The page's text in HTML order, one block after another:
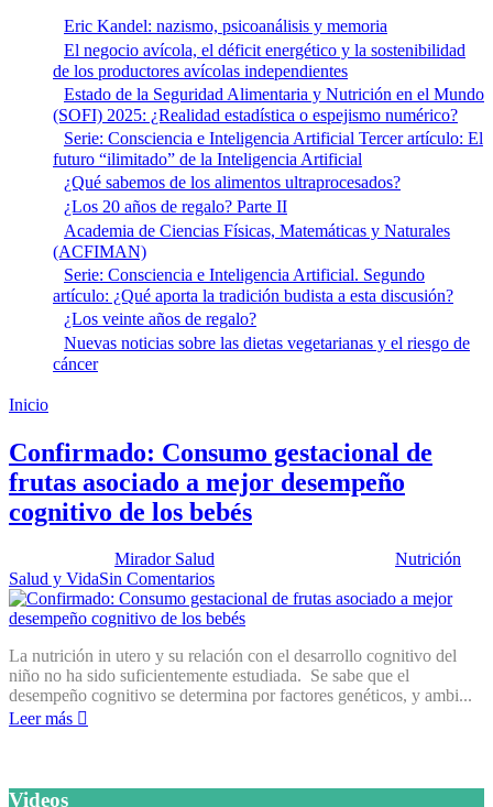
Eric Kandel: nazismo, psicoanálisis y memoria
El negocio avícola, el déficit energético y la sostenibilidad
de los productores avícolas independientes
Estado de la Seguridad Alimentaria y Nutrición en el Mundo
(SOFI) 2025: ¿Realidad estadística o espejismo numérico?
Serie: Consciencia e Inteligencia Artificial Tercer artículo: El
futuro “ilimitado” de la Inteligencia Artificial
¿Qué sabemos de los alimentos ultraprocesados?
¿Los 20 años de regalo? Parte II
Academia de Ciencias Físicas, Matemáticas y Naturales
(ACFIMAN)
Serie: Consciencia e Inteligencia Artificial. Segundo
artículo: ¿Qué aporta la tradición budista a esta discusión?
¿Los veinte años de regalo?
Nuevas noticias sobre las dietas vegetarianas y el riesgo de
cáncer
Inicio
Confirmado: Consumo gestacional de
frutas asociado a mejor desempeño
cognitivo de los bebés
Mirador Salud Nutrición
Salud y VidaSin Comentarios
La nutrición in utero y su relación con el desarrollo cognitivo del
niño no ha sido suficientemente estudiada. Se sabe que el
desempeño cognitivo se determina por factores genéticos, y ambi...
Leer más
Videos